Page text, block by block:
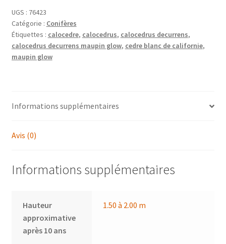
UGS : 76423
Catégorie : Conifères
Étiquettes : calocedre, calocedrus, calocedrus decurrens,
calocedrus decurrens maupin glow, cedre blanc de californie,
maupin glow
Informations supplémentaires
Avis (0)
Informations supplémentaires
Hauteur
approximative
après 10 ans
1.50 à 2.00 m